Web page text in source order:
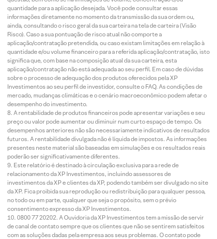
quantidade para a aplicação desejada. Você pode consultar essas
informações diretamente no momento da transmissão da sua ordem ou,
ainda, consultando o risco geral da sua carteira na tela de carteira (Visão
Risco). Caso a sua pontuação de risco atual não comporte a
aplicação/contratação pretendida, ou caso existam limitações em relação à
quantidade e/ou volume financeiro para a referida aplicação/contratação, isto
significa que, com base na composição atual da sua carteira, esta
aplicação/contratação não está adequada ao seu perfil. Em caso de dúvidas
sobre o processo de adequação dos produtos oferecidos pela XP
Investimentos ao seu perfil de investidor, consulte o FAQ. As condições de
mercado, mudanças climáticas e o cenário macroeconômico podem afetar o
desempenho do investimento.
A rentabilidade de produtos financeiros pode apresentar variações e seu
preço ou valor pode aumentar ou diminuir num curto espaço de tempo. Os
desempenhos anteriores não são necessariamente indicativos de resultados
futuros. A rentabilidade divulgada não é líquida de impostos. As informações
presentes neste material são baseadas em simulações e os resultados reais
poderão ser significativamente diferentes.
Este relatório é destinado à circulação exclusiva para a rede de
relacionamento da XP Investimentos, incluindo assessores de
investimentos da XP e clientes da XP, podendo também ser divulgado no site
da XP. Fica proibida sua reprodução ou redistribuição para qualquer pessoa,
no todo ou em parte, qualquer que seja o propósito, sem o prévio
consentimento expresso da XP Investimentos.
0800 77 20202. A Ouvidoria da XP Investimentos tem a missão de servir
de canal de contato sempre que os clientes que não se sentirem satisfeitos
com as soluções dadas pela empresa aos seus problemas. O contato pode